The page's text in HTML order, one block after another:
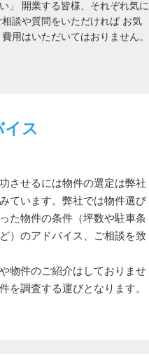
」 開業する皆様、それぞれ気に
談や質問をいただければ お気
用はいただいてはおりません。
イス
させるには物件の選定は弊社
ています。弊社では物件選び
た物件の条件（坪数や駐車条
）のアドバイス、ご相談を致
物件のご紹介はしておりませ
を調査する運びとなります。